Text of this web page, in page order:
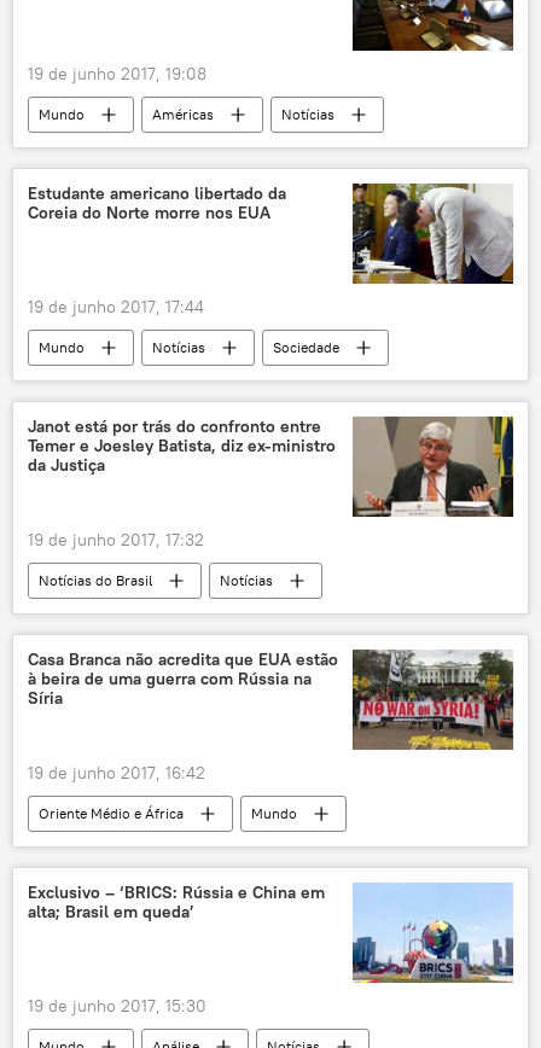
JBS
organização criminosa
obstrução
19 de junho 2017, 19:08
Mundo Américas
Notícias
América Latina
Rodrigo González
Organização dos Estados Americanos (OEA)
Universidade Federal do Rio Grande do Sul
crise
ditaduras
Venezuela
Nicolás Maduro
Estudante americano libertado da
Coreia do Norte morre nos EUA
19 de junho 2017, 17:44
Mundo Notícias
Sociedade
Coreia do Norte
Cincinnati
Ohio
Pyongyang
Otto Warmbier
Donald Trump
EUA
Janot está por trás do confronto entre
Temer e Joesley Batista, diz ex-ministro
da Justiça
19 de junho 2017, 17:32
Notícias do Brasil
Notícias
Rodrigo Janot
Michel Temer
Joesley Batista
Eugênio Aragão
JBS
Procuradoria Geral da República (PGR)
Casa Branca não acredita que EUA estão
à beira de uma guerra com Rússia na
Síria
19 de junho 2017, 16:42
Oriente Médio e África
Mundo
Rússia
Notícias
Síria
Sean Spicer
Casa Branca
coalizão internacional
Exclusivo – ‘BRICS: Rússia e China em
alta; Brasil em queda’
19 de junho 2017, 15:30